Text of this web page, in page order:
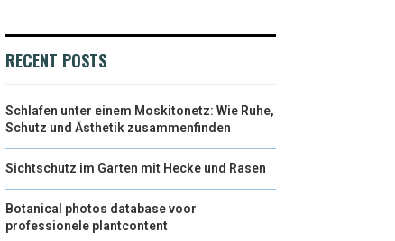
RECENT POSTS
Schlafen unter einem Moskitonetz: Wie Ruhe,
Schutz und Ästhetik zusammenfinden
Sichtschutz im Garten mit Hecke und Rasen
Botanical photos database voor
professionele plantcontent